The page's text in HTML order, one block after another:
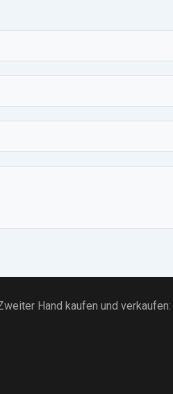
Hand kaufen und verkaufen: